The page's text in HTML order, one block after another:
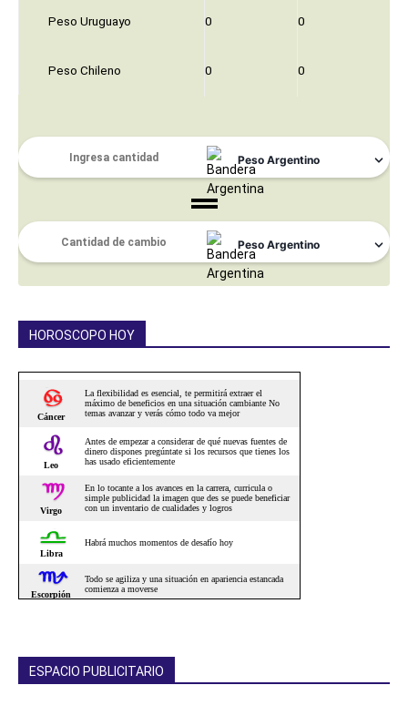
Peso Uruguayo 0 0
Peso Chileno 0 0
HOROSCOPO HOY
ESPACIO PUBLICITARIO